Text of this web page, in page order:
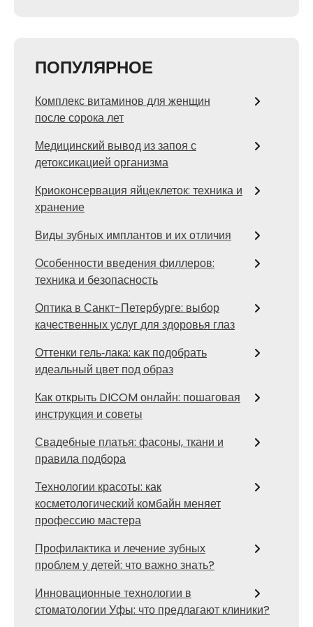
ПОПУЛЯРНОЕ
Комплекс витаминов для женщин
после сорока лет
Медицинский вывод из запоя с
детоксикацией организма
Криоконсервация яйцеклеток: техника и
хранение
Виды зубных имплантов и их отличия
Особенности введения филлеров:
техника и безопасность
Оптика в Санкт-Петербурге: выбор
качественных услуг для здоровья глаз
Оттенки гель‑лака: как подобрать
идеальный цвет под образ
Как открыть DICOM онлайн: пошаговая
инструкция и советы
Свадебные платья: фасоны, ткани и
правила подбора
Технологии красоты: как
косметологический комбайн меняет
профессию мастера
Профилактика и лечение зубных
проблем у детей: что важно знать?
Инновационные технологии в
стоматологии Уфы: что предлагают клиники?